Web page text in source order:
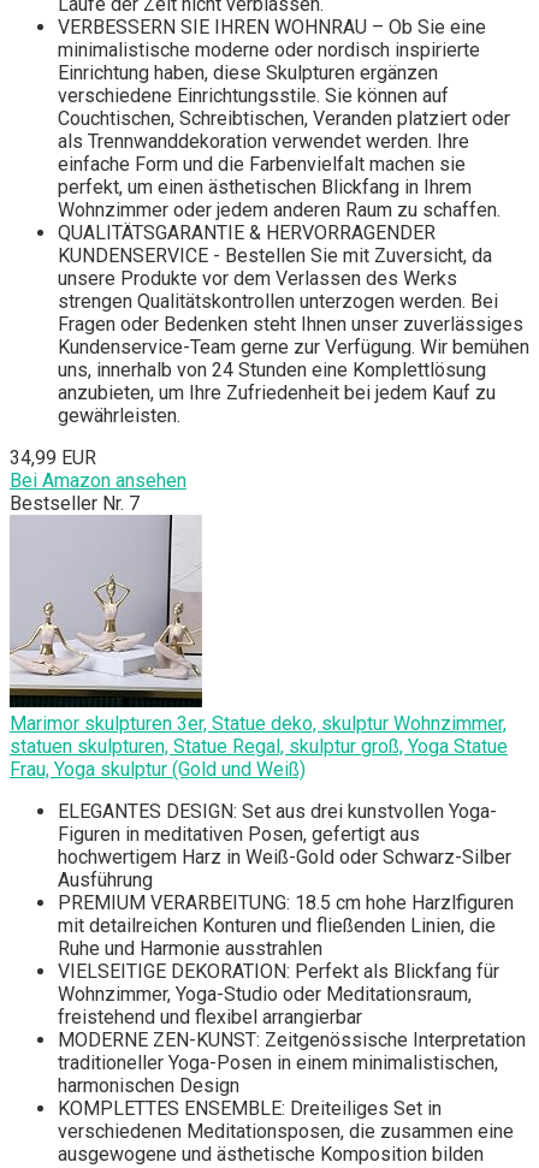
VERBESSERN SIE IHREN WOHNRAU – Ob Sie eine
minimalistische moderne oder nordisch inspirierte
Einrichtung haben, diese Skulpturen ergänzen
verschiedene Einrichtungsstile. Sie können auf
Couchtischen, Schreibtischen, Veranden platziert oder
als Trennwanddekoration verwendet werden. Ihre
einfache Form und die Farbenvielfalt machen sie
perfekt, um einen ästhetischen Blickfang in Ihrem
Wohnzimmer oder jedem anderen Raum zu schaffen.
QUALITÄTSGARANTIE & HERVORRAGENDER
KUNDENSERVICE - Bestellen Sie mit Zuversicht, da
unsere Produkte vor dem Verlassen des Werks
strengen Qualitätskontrollen unterzogen werden. Bei
Fragen oder Bedenken steht Ihnen unser zuverlässiges
Kundenservice-Team gerne zur Verfügung. Wir bemühen
uns, innerhalb von 24 Stunden eine Komplettlösung
anzubieten, um Ihre Zufriedenheit bei jedem Kauf zu
gewährleisten.
34,99 EUR
Bei Amazon ansehen
Bestseller Nr. 7
Marimor skulpturen 3er, Statue deko, skulptur Wohnzimmer,
statuen skulpturen, Statue Regal, skulptur groß, Yoga Statue
Frau, Yoga skulptur (Gold und Weiß)
ELEGANTES DESIGN: Set aus drei kunstvollen Yoga-
Figuren in meditativen Posen, gefertigt aus
hochwertigem Harz in Weiß-Gold oder Schwarz-Silber
Ausführung
PREMIUM VERARBEITUNG: 18.5 cm hohe Harzlfiguren
mit detailreichen Konturen und fließenden Linien, die
Ruhe und Harmonie ausstrahlen
VIELSEITIGE DEKORATION: Perfekt als Blickfang für
Wohnzimmer, Yoga-Studio oder Meditationsraum,
freistehend und flexibel arrangierbar
MODERNE ZEN-KUNST: Zeitgenössische Interpretation
traditioneller Yoga-Posen in einem minimalistischen,
harmonischen Design
KOMPLETTES ENSEMBLE: Dreiteiliges Set in
verschiedenen Meditationsposen, die zusammen eine
ausgewogene und ästhetische Komposition bilden